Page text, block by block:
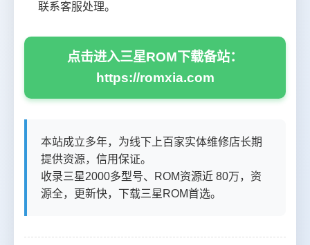
联系客服处理。
点击进入三星ROM下载备站：
https://romxia.com
本站成立多年，为线下上百家实体维修店长期
提供资源，信用保证。
收录三星2000多型号、ROM资源近 80万，资
源全，更新快，下载三星ROM首选。